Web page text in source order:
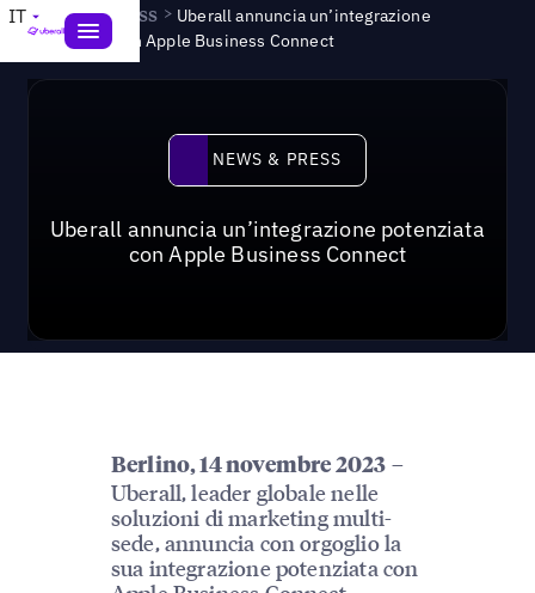
IT News & Press > Uberall annuncia un’integrazione
potenziata con Apple Business Connect
News & Press
NEWS & PRESS
Uberall annuncia un’integrazione potenziata
con Apple Business Connect
Berlino, 14 novembre 2023 –
Uberall, leader globale nelle
soluzioni di marketing multi-
sede, annuncia con orgoglio la
sua integrazione potenziata con